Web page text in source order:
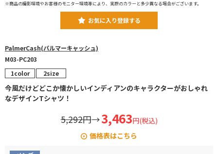
※商品の撮影環境やお客様のモニター環境等により、実際のカラーと多少異なる場合がございます。
お気に入り登録する
PalmerCash(パルマーキャッシュ)
M03-PC203
1color 2size
今風だけどどこか懐かしいインディアンのキャラクターがおしゃれ
なデザインTシャツ！
5,292円→3,463円(税込)
価格表はこちら